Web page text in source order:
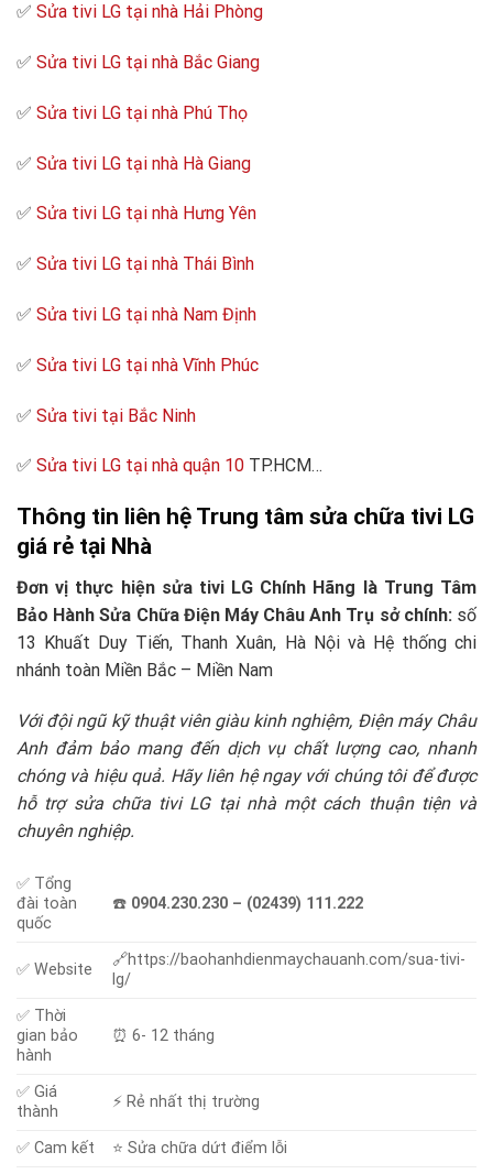
✅ Sửa tivi LG tại nhà Hải Phòng
✅ Sửa tivi LG tại nhà Bắc Giang
✅ Sửa tivi LG tại nhà Phú Thọ
✅ Sửa tivi LG tại nhà Hà Giang
✅ Sửa tivi LG tại nhà Hưng Yên
✅ Sửa tivi LG tại nhà Thái Bình
✅ Sửa tivi LG tại nhà Nam Định
✅ Sửa tivi LG tại nhà Vĩnh Phúc
✅ Sửa tivi tại Bắc Ninh
✅ Sửa tivi LG tại nhà quận 10 TP.HCM…
Thông tin liên hệ Trung tâm sửa chữa tivi LG
giá rẻ tại Nhà
Đơn vị thực hiện sửa tivi LG Chính Hãng là Trung Tâm
Bảo Hành Sửa Chữa Điện Máy Châu Anh Trụ sở chính: số
13 Khuất Duy Tiến, Thanh Xuân, Hà Nội và Hệ thống chi
nhánh toàn Miền Bắc – Miền Nam
Với đội ngũ kỹ thuật viên giàu kinh nghiệm, Điện máy Châu
Anh đảm bảo mang đến dịch vụ chất lượng cao, nhanh
chóng và hiệu quả. Hãy liên hệ ngay với chúng tôi để được
hỗ trợ sửa chữa tivi LG tại nhà một cách thuận tiện và
chuyên nghiệp.
✅ Tổng
đài toàn
quốc
☎️ 0904.230.230 – (02439) 111.222
✅ Website
🔗https://baohanhdienmaychauanh.com/sua-tivi-
lg/
✅ Thời
gian bảo
hành
⏰ 6- 12 tháng
✅ Giá
thành
⚡️ Rẻ nhất thị trường
✅ Cam kết
⭐ Sửa chữa dứt điểm lỗi